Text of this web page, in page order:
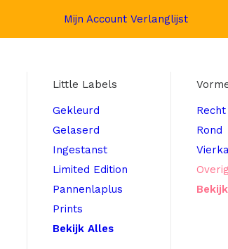
Mijn Account Verlanglijst
Little Labels
Gekleurd
Gelaserd
Ingestanst
Limited Edition
Pannenlaplus
Prints
Bekijk Alles
Recht
Rond